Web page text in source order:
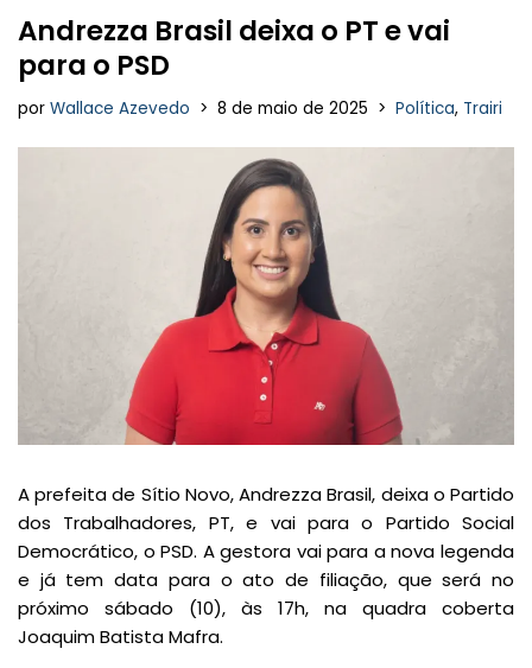
Andrezza Brasil deixa o PT e vai
para o PSD
por Wallace Azevedo 8 de maio de 2025 Política, Trairi
A prefeita de Sítio Novo, Andrezza Brasil, deixa o Partido
dos Trabalhadores, PT, e vai para o Partido Social
Democrático, o PSD. A gestora vai para a nova legenda
e já tem data para o ato de filiação, que será no
próximo sábado (10), às 17h, na quadra coberta
Joaquim Batista Mafra.